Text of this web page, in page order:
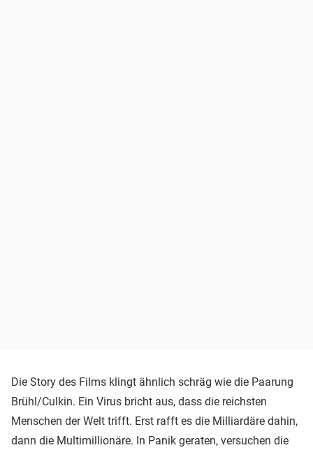
Die Story des Films klingt ähnlich schräg wie die Paarung
Brühl/Culkin. Ein Virus bricht aus, dass die reichsten
Menschen der Welt trifft. Erst rafft es die Milliardäre dahin,
dann die Multimillionäre. In Panik geraten, versuchen die